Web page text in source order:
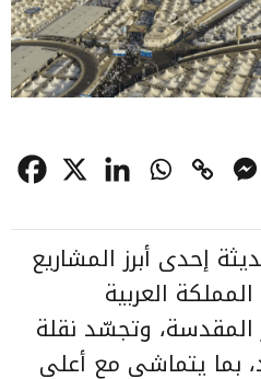
إحدى أبرز المشاريع
العربية
وتجسّد نقلة
بما يتماشى مع أعلى